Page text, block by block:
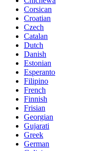
Corsican
Croatian
Czech
Catalan
Dutch
Danish
Estonian
Esperanto
Filipino
French
Finnish
Frisian
Georgian
Gujarati
Greek
German